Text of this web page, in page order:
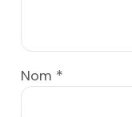
Nom *